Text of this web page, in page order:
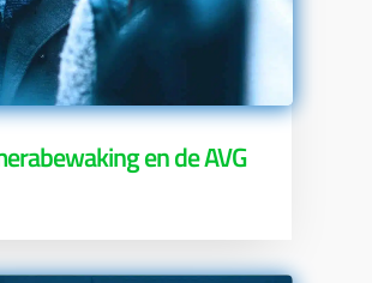
en de AVG